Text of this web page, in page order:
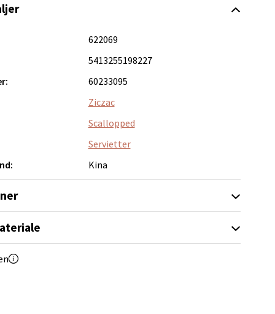
622069
5413255198227
60233095
Ziczac
Scallopped
Servietter
Kina